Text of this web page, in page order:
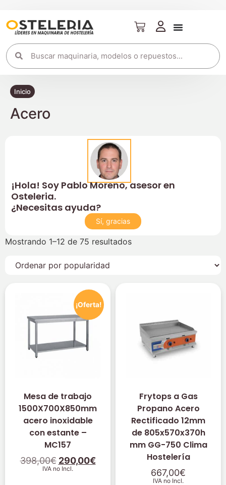
Inicio
Acero
¡Hola! Soy Pablo Moreno, asesor en
Osteleria.
¿Necesitas ayuda?
Sí, gracias
Mostrando 1–12 de 75 resultados
¡Oferta!
Mesa de trabajo
1500X700X850mm
acero inoxidable
con estante –
MC157
398,00€ 290,00€
IVA no Incl.
Frytops a Gas
Propano Acero
Rectificado 12mm
de 805x570x370h
mm GG-750 Clima
Hostelería
667,00€
IVA no Incl.